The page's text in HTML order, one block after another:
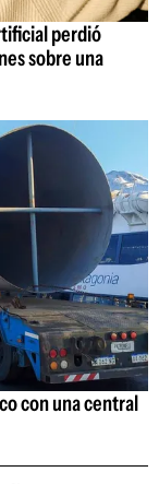
perdió
sobre una
con una central